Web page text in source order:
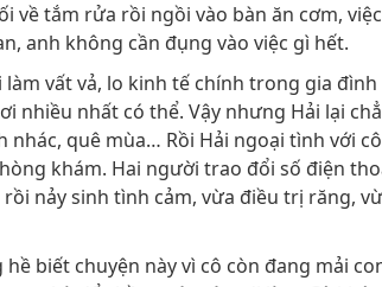
về tắm rửa rồi ngồi vào bàn ăn cơm,
anh không cần đụng vào việc gì hết.
vất vả, lo kinh tế chính trong gia
nhiều nhất có thể. Vậy nhưng Hải lại
nhác, quê mùa… Rồi Hải ngoại tình với
khám. Hai người trao đổi số điện
nảy sinh tình cảm, vừa điều trị răng,
biết chuyện này vì cô còn đang mải